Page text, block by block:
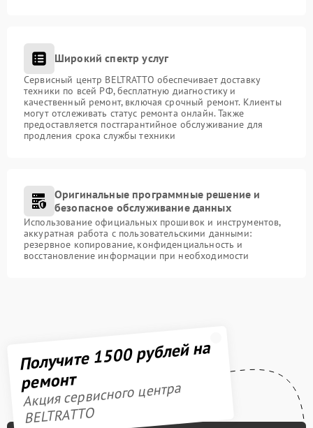
Широкий спектр услуг
Сервисный центр BELTRATTO обеспечивает доставку
техники по всей РФ, бесплатную диагностику и
качественный ремонт, включая срочный ремонт. Клиенты
могут отслеживать статус ремонта онлайн. Также
предоставляется постгарантийное обслуживание для
продления срока службы техники
Оригинальные программные решение и
безопасное обслуживание данных
Использование официальных прошивок и инструментов,
аккуратная работа с пользовательскими данными:
резервное копирование, конфиденциальность и
восстановление информации при необходимости
Получите 1500 рублей на
ремонт
Акция сервисного центра
BELTRATTO